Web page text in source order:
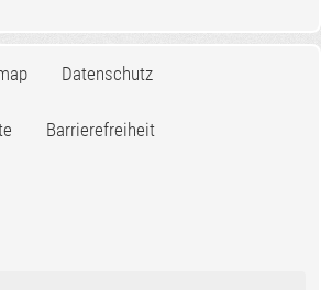
Datenschutz
Barrierefreiheit